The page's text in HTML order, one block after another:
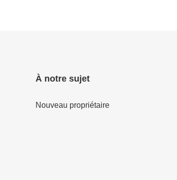
À notre sujet
Nouveau propriétaire